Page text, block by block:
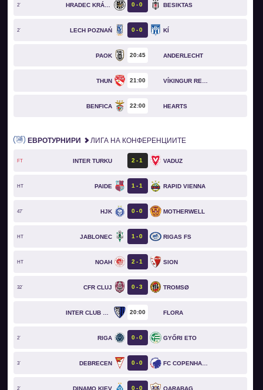
2` HRADEC KRÁLOVÉ 0 0 BESIKTAS
2` LECH POZNAŃ 0 0 KÍ
PAOK 20 45 ANDERLECHT
THUN 21 00
BENFICA 22 00 HEARTS
ЕВРОТУРНИРИ ЛИГА НА КОНФЕРЕНЦИИТЕ
FT INTER TURKU 2 1 VADUZ
HT PAIDE 1 1 RAPID VIENNA
47` HJK 0 0 MOTHERWELL
HT JABLONEC 1 0 RIGAS FS
HT NOAH 2 1 SION
32` CFR CLUJ 0 3 TROMSØ
20 00 FLORA
2` RIGA 0 0 GYŐRI ETO
3` DEBRECEN 0 0 FC COPENHAGEN
2` DINAMO KIEV 0 0 QARABAG